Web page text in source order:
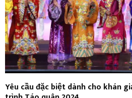
Yêu cầu đặc biệt dành cho khán